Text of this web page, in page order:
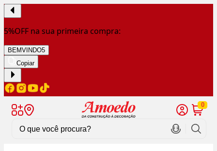
5%OFF na sua primeira compra:
BEMVINDO5
Copiar
0